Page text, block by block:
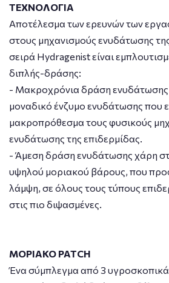
ΤΕΧΝΟΛΟΓΙΑ
Αποτέλεσμα των ερευνών των
στους μηχανισμούς ενυδάτωσης
σειρά Hydragenist είναι
διπλής-δράσης:
- Μακροχρόνια δράση ενυδάτωσης
μοναδικό ένζυμο ενυδάτωσης που
μακροπρόθεσμα τους φυσικούς
ενυδάτωσης της επιδερμίδας.
- Άμεση δράση ενυδάτωσης χάρη
υψηλού μοριακού βάρους, που
λάμψη, σε όλους τους τύπους
στις πιο διψασμένες.
ΜΟΡΙΑΚΟ PATCH
Ένα σύμπλεγμα από 3